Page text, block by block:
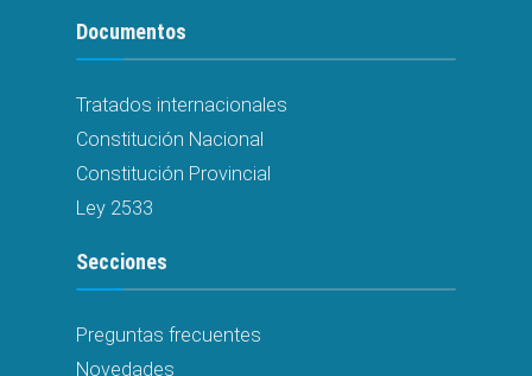
Documentos
Tratados internacionales
Constitución Nacional
Constitución Provincial
Ley 2533
Secciones
Preguntas frecuentes
Novedades